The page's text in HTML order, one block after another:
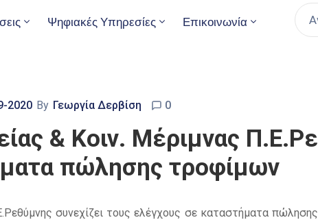
Ψηφιακές Υπηρεσίες Επικοινωνία
2020 By Γεωργία Δερβίση 0
& Κοιν. Μέριμνας
πώλησης τροφίμων
συνεχίζει τους ελέγχους σε καταστήματα